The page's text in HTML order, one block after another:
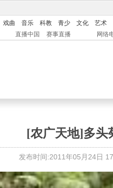
戏曲 音乐 科教 青少 文化
艺术
直播中国 赛事直播 网络
[农广天地]多头
发布时间:2011年05月24日